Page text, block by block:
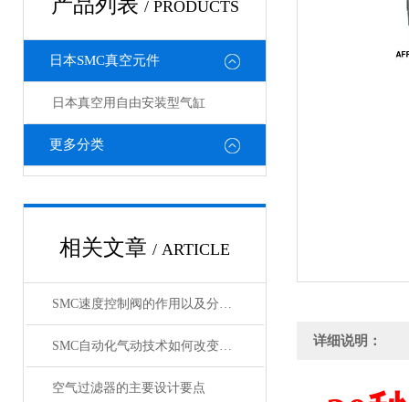
/ PRODUCTS
日本SMC真空元件
日本真空用自由安装型气缸
更多分类
相关文章 / ARTICLE
SMC速度控制阀的作用以及分类情况介绍
SMC自动化气动技术如何改变制造业?
空气过滤器的主要设计要点
详细说明：